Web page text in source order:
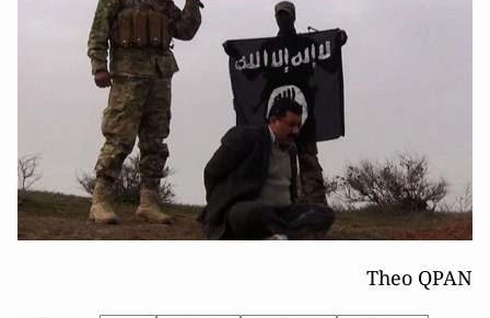
Theo QPAN